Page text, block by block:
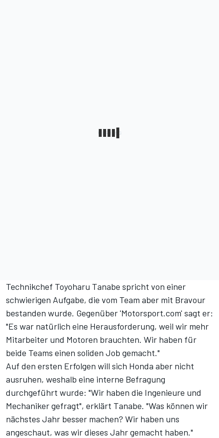
Technikchef Toyoharu Tanabe spricht von einer
schwierigen Aufgabe, die vom Team aber mit Bravour
bestanden wurde. Gegenüber 'Motorsport.com' sagt er:
"Es war natürlich eine Herausforderung, weil wir mehr
Mitarbeiter und Motoren brauchten. Wir haben für
beide Teams einen soliden Job gemacht."
Auf den ersten Erfolgen will sich Honda aber nicht
ausruhen, weshalb eine interne Befragung
durchgeführt wurde: "Wir haben die Ingenieure und
Mechaniker gefragt", erklärt Tanabe. "Was können wir
nächstes Jahr besser machen? Wir haben uns
angeschaut, was wir dieses Jahr gemacht haben."